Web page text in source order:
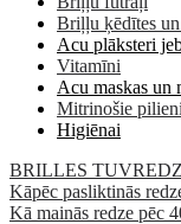
Briļļu ķēdītes
Acu plāksteri
Vitamīni
Acu maskas un
Mitrinošie pilieni
Higiēnai
BRILLES
Kāpēc pasliktinās
Kā mainās redze pēc